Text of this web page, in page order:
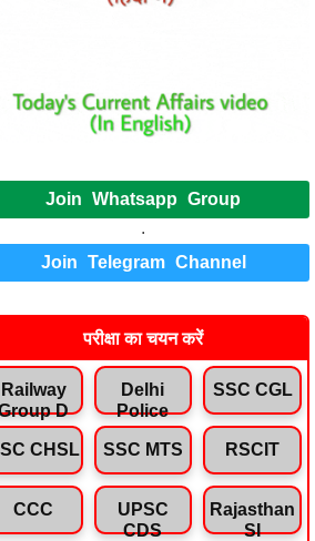
Join Whatsapp Group
.
Join Telegram Channel
परीक्षा का चयन करें
Railway
D
Delhi
Police
SSC CGL
CHSL SSC MTS RSCIT
CCC
UPSC
CDS
Rajasthan
SI